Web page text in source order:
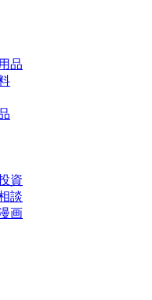
品
資
談
画